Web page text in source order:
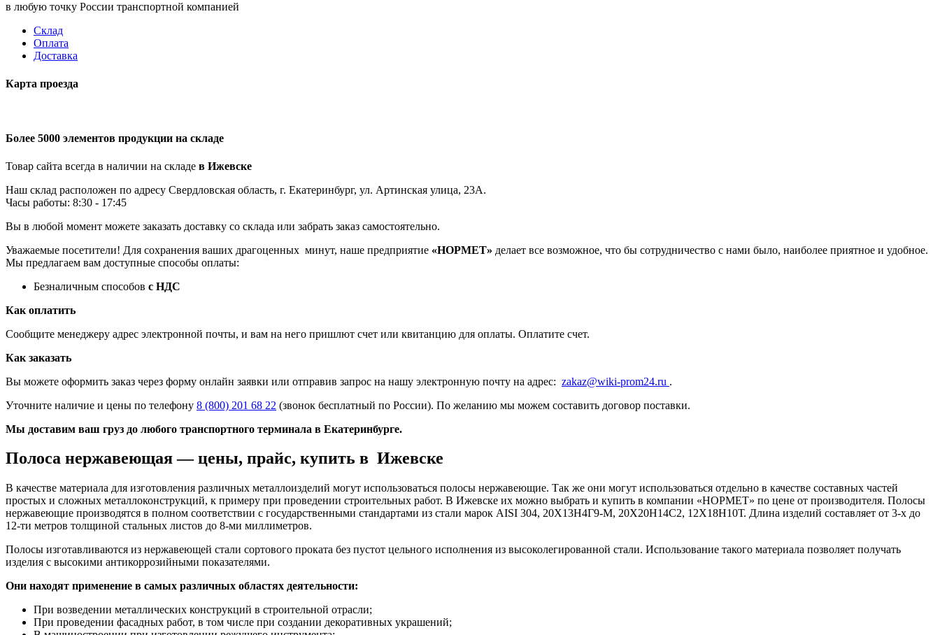
в любую точку России транспортной компанией
Склад
Оплата
Доставка
Карта проезда
Более 5000 элементов продукции на складе
Товар сайта всегда в наличии на складе в Ижевске
Наш склад расположен по адресу Свердловская область, г. Екатеринбург, ул. Артинская улица, 23А.
Часы работы: 8:30 - 17:45
Вы в любой момент можете заказать доставку со склада или забрать заказ самостоятельно.
Уважаемые посетители! Для сохранения ваших драгоценных минут, наше предприятие «НОРМЕТ» делает все возможное, что бы сотрудничество с нами было, наиболее приятное и удобное.
Мы предлагаем вам доступные способы оплаты:
Безналичным способов с НДС
Как оплатить
Сообщите менеджеру адрес электронной почты, и вам на него пришлют счет или квитанцию для оплаты. Оплатите счет.
Как заказать
Вы можете оформить заказ через форму онлайн заявки или отправив запрос на нашу электронную почту на адрес: zakaz@wiki-prom24.ru .
Уточните наличие и цены по телефону 8 (800) 201 68 22 (звонок бесплатный по России). По желанию мы можем составить договор поставки.
Мы доставим ваш груз до любого транспортного терминала в Екатеринбурге.
Полоса нержавеющая — цены, прайс, купить в Ижевске
В качестве материала для изготовления различных металлоизделий могут использоваться полосы нержавеющие. Так же они могут использоваться отдельно в качестве составных частей
простых и сложных металлоконструкций, к примеру при проведении строительных работ. В Ижевске их можно выбрать и купить в компании «НОРМЕТ» по цене от производителя. Полосы
нержавеющие производятся в полном соответствии с государственными стандартами из стали марок AISI 304, 20Х13Н4Г9-М, 20Х20Н14С2, 12Х18Н10Т. Длина изделий составляет от 3-х до
12-ти метров толщиной стальных листов до 8-ми миллиметров.
Полосы изготавливаются из нержавеющей стали сортового проката без пустот цельного исполнения из высоколегированной стали. Использование такого материала позволяет получать
изделия с высокими антикоррозийными показателями.
Они находят применение в самых различных областях деятельности:
При возведении металлических конструкций в строительной отрасли;
При проведении фасадных работ, в том числе при создании декоративных украшений;